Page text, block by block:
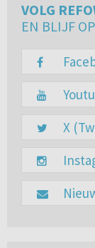
VOLG
EN BLIJF
X